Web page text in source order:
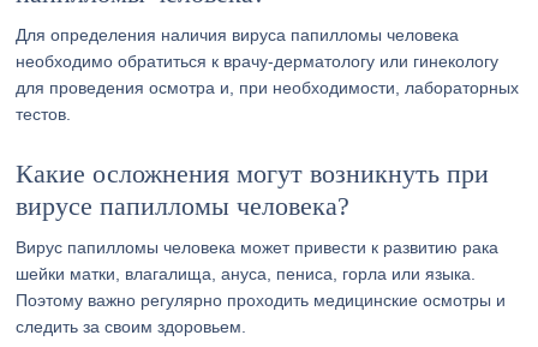
Для определения наличия вируса папилломы человека
необходимо обратиться к врачу-дерматологу или гинекологу
для проведения осмотра и, при необходимости, лабораторных
тестов.
Какие осложнения могут возникнуть при
вирусе папилломы человека?
Вирус папилломы человека может привести к развитию рака
шейки матки, влагалища, ануса, пениса, горла или языка.
Поэтому важно регулярно проходить медицинские осмотры и
следить за своим здоровьем.